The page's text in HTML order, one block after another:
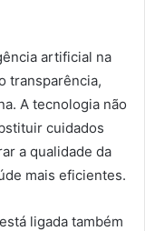
artificial na
transparência,
A tecnologia não
cuidados
a qualidade da
mais eficientes.
ligada também